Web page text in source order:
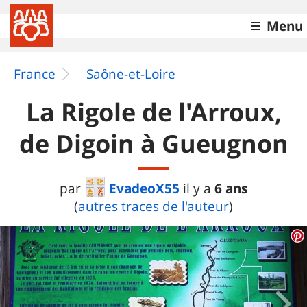
Menu
France Saône-et-Loire
La Rigole de l'Arroux,
de Digoin à Gueugnon
par EvadeoX55 il y a 6 ans
(autres traces de l'auteur)